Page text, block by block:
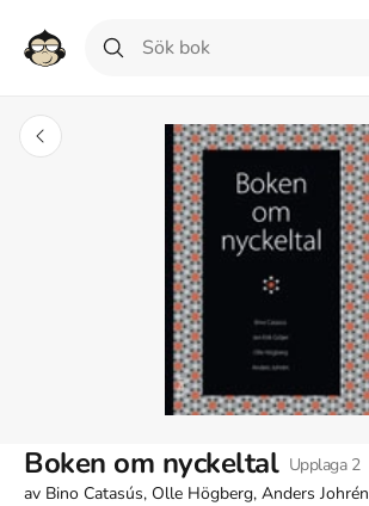
Boken om nyckeltal Upplaga 2
av Bino Catasús, Olle Högberg, Anders Johrén